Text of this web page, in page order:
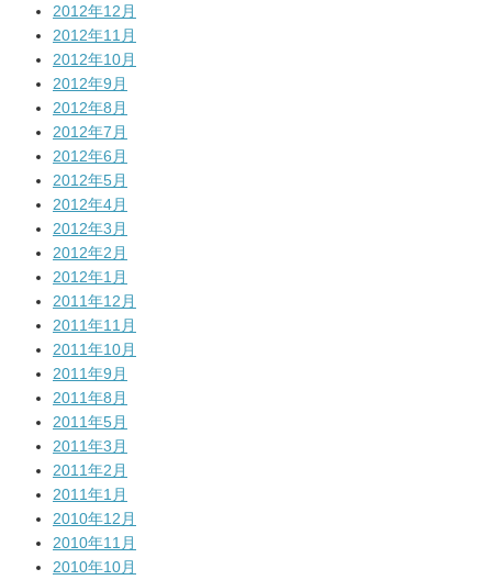
2012年12月
2012年11月
2012年10月
2012年9月
2012年8月
2012年7月
2012年6月
2012年5月
2012年4月
2012年3月
2012年2月
2012年1月
2011年12月
2011年11月
2011年10月
2011年9月
2011年8月
2011年5月
2011年3月
2011年2月
2011年1月
2010年12月
2010年11月
2010年10月